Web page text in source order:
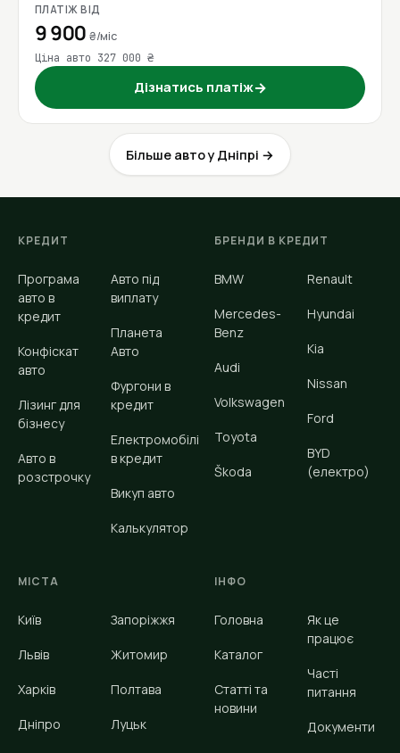
ПЛАТІЖ ВІД
9 900₴/міс
Ціна авто 327 000 ₴
Дізнатись платіж→
Більше авто у Дніпрі →
КРЕДИТ
Програма
авто в
кредит
Конфіскат
авто
Лізинг для
бізнесу
Авто в
розстрочку
Авто під
виплату
Планета
Авто
Фургони в
кредит
Електромобілі
в кредит
Викуп авто
Калькулятор
БРЕНДИ В КРЕДИТ
BMW
Mercedes-
Benz
Audi
Volkswagen
Toyota
Škoda
Renault
Hyundai
Kia
Nissan
Ford
BYD
(електро)
МІСТА
Київ
Львів
Харків
Дніпро
Запоріжжя
Житомир
Полтава
Луцьк
ІНФО
Головна
Каталог
Статті та
новини
Як це
працює
Часті
питання
Документи